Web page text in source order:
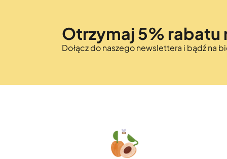
Otrzymaj 5% rabatu
Dołącz do naszego newslettera i bądź na